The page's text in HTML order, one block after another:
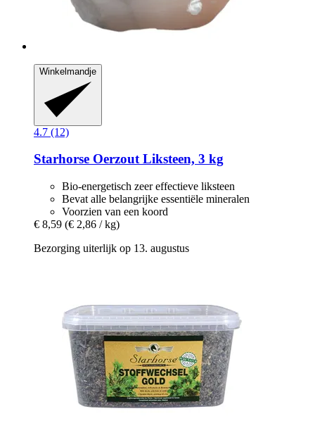
Winkelmandje
4.7 (12)
Starhorse Oerzout Liksteen, 3 kg
Bio-energetisch zeer effectieve liksteen
Bevat alle belangrijke essentiële mineralen
Voorzien van een koord
€ 8,59 (€ 2,86 / kg)
Bezorging uiterlijk op 13. augustus